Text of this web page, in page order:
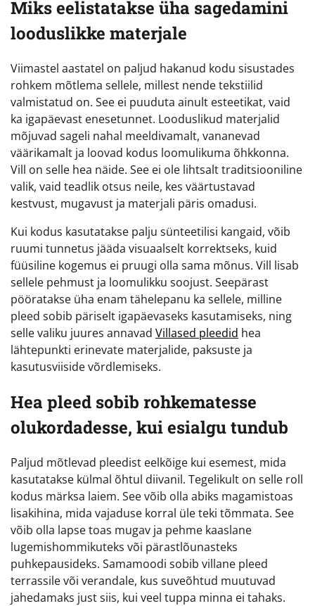
Miks eelistatakse üha sagedamini
looduslikke materjale
Viimastel aastatel on paljud hakanud kodu sisustades
rohkem mõtlema sellele, millest nende tekstiilid
valmistatud on. See ei puuduta ainult esteetikat, vaid
ka igapäevast enesetunnet. Looduslikud materjalid
mõjuvad sageli nahal meeldivamalt, vananevad
väärikamalt ja loovad kodus loomulikuma õhkkonna.
Vill on selle hea näide. See ei ole lihtsalt traditsiooniline
valik, vaid teadlik otsus neile, kes väärtustavad
kestvust, mugavust ja materjali päris omadusi.
Kui kodus kasutatakse palju sünteetilisi kangaid, võib
ruumi tunnetus jääda visuaalselt korrektseks, kuid
füüsiline kogemus ei pruugi olla sama mõnus. Vill lisab
sellele pehmust ja loomulikku soojust. Seepärast
pööratakse üha enam tähelepanu ka sellele, milline
pleed sobib päriselt igapäevaseks kasutamiseks, ning
selle valiku juures annavad Villased pleedid hea
lähtepunkti erinevate materjalide, paksuste ja
kasutusviiside võrdlemiseks.
Hea pleed sobib rohkematesse
olukordadesse, kui esialgu tundub
Paljud mõtlevad pleedist eelkõige kui esemest, mida
kasutatakse külmal õhtul diivanil. Tegelikult on selle roll
kodus märksa laiem. See võib olla abiks magamistoas
lisakihina, mida vajaduse korral üle teki tõmmata. See
võib olla lapse toas mugav ja pehme kaaslane
lugemishommikuteks või pärastlõunasteks
puhkepausideks. Samamoodi sobib villane pleed
terrassile või verandale, kus suveõhtud muutuvad
jahedamaks just siis, kui veel tuppa minna ei tahaks.